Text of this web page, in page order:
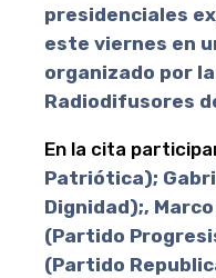
presidenciales
este viernes en
organizado por
Radiodifusores
En la cita
Patriótica);
Dignidad);,
(Partido
(Partido